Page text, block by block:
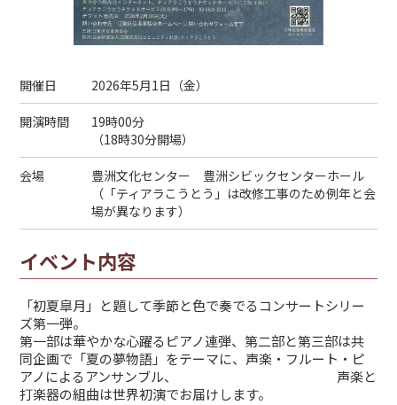
開催日 2026年5月1日（金）
開演時間
19時00分
（18時30分開場）
会場
豊洲文化センター 豊洲シビックセンターホール
（「ティアラこうとう」は改修工事のため例年と会
場が異なります）
イベント内容
「初夏皐月」と題して季節と色で奏でるコンサートシリー
ズ第一弾。
第一部は華やかな心躍るピアノ連弾、第二部と第三部は共
同企画で「夏の夢物語」をテーマに、声楽・フルート・ピ
アノによるアンサンブル、 声楽と
打楽器の組曲は世界初演でお届けします。